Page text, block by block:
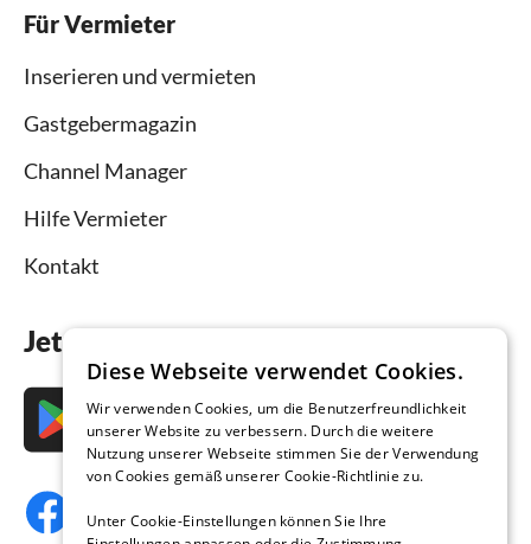
Für Vermieter
Inserieren und vermieten
Gastgebermagazin
Channel Manager
Hilfe Vermieter
Kontakt
Jetzt die App downloaden
Diese Webseite verwendet Cookies.
Wir verwenden Cookies, um die Benutzerfreundlichkeit
unserer Website zu verbessern. Durch die weitere
Nutzung unserer Webseite stimmen Sie der Verwendung
von Cookies gemäß unserer Cookie-Richtlinie zu.
Unter Cookie-Einstellungen können Sie Ihre